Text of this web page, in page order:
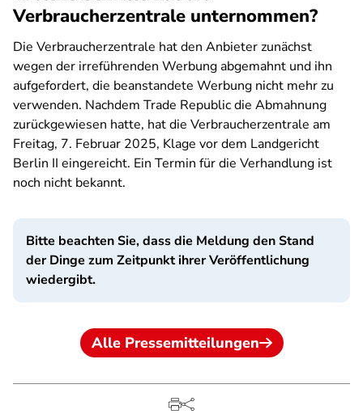
Verbraucherzentrale unternommen?
Die Verbraucherzentrale hat den Anbieter zunächst
wegen der irreführenden Werbung abgemahnt und ihn
aufgefordert, die beanstandete Werbung nicht mehr zu
verwenden. Nachdem Trade Republic die Abmahnung
zurückgewiesen hatte, hat die Verbraucherzentrale am
Freitag, 7. Februar 2025, Klage vor dem Landgericht
Berlin II eingereicht. Ein Termin für die Verhandlung ist
noch nicht bekannt.
Bitte beachten Sie, dass die Meldung den Stand
der Dinge zum Zeitpunkt ihrer Veröffentlichung
wiedergibt.
Alle Pressemitteilungen